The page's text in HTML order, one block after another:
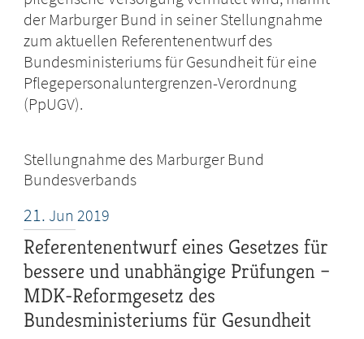
der Marburger Bund in seiner Stellungnahme
zum aktuellen Referentenentwurf des
Bundesministeriums für Gesundheit für eine
Pflegepersonaluntergrenzen-Verordnung
(PpUGV).
Stellungnahme des Marburger Bund
Bundesverbands
21. Jun 2019
Referentenentwurf eines Gesetzes für
bessere und unabhängige Prüfungen –
MDK-Reformgesetz des
Bundesministeriums für Gesundheit